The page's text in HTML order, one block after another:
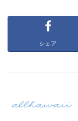
シェア